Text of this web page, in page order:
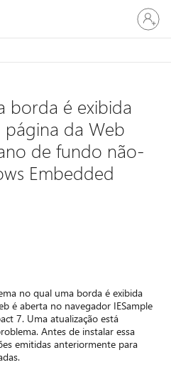
Entre
em
sua
borda é exibida
da Web
de fundo não-
Embedded
no qual uma borda é exibida
é aberta no navegador IESample
7. Uma atualização está
Antes de instalar essa
emitidas anteriormente para